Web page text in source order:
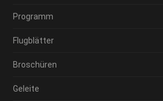
Programm
Flugblätter
Broschüren
Geleite